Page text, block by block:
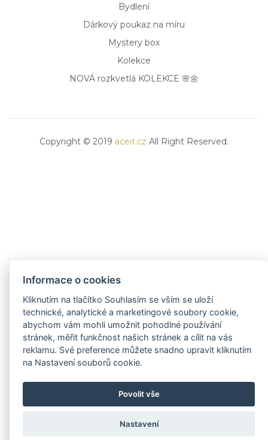
Bydlení
Dárkový poukaz na míru
Mystery box
Kolekce
NOVÁ rozkvetlá KOLEKCE 🌸🌼
Copyright © 2019 aceit.cz All Right Reserved.
Informace o cookies
Kliknutím na tlačítko Souhlasím se vším se uloží
technické, analytické a marketingové soubory cookie,
abychom vám mohli umožnit pohodlné používání
stránek, měřit funkčnost našich stránek a cílit na vás
reklamu. Své preference můžete snadno upravit kliknutím
na Nastavení souborů cookie.
Povolit vše
Nastavení